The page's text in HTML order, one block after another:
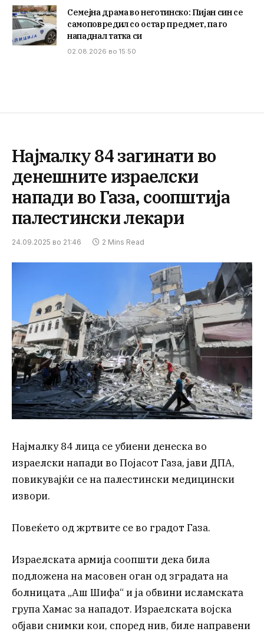
Семејна драма во неготинско: Пијан син се
самоповредил со остар предмет, па го
нападнал татка си
02.08.2026 во 15:50
Најмалку 84 загинати во
денешните израелски
напади во Газа, соопштија
палестински лекари
24.09.2025 во 21:46 2 Mins Read
Најмалку 84 лица се убиени денеска во
израелски напади во Појасот Газа, јави ДПА,
повикувајќи се на палестински медицински
извори.
Повеќето од жртвите се во градот Газа.
Израелската армија соопшти дека била
подложена на масовен оган од зградата на
болницата „Аш Шифа“ и ја обвини исламската
група Хамас за нападот. Израелската војска
објави снимки кои, според нив, биле направени